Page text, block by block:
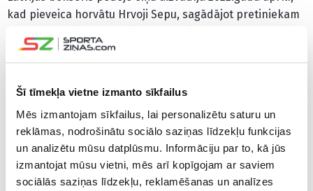
Šī tīmekļa vietne izmanto sīkfailus
Mēs izmantojam sīkfailus, lai personalizētu saturu un
reklāmas, nodrošinātu sociālo saziņas līdzekļu funkcijas
un analizētu mūsu datplūsmu. Informāciju par to, kā jūs
izmantojat mūsu vietni, mēs arī kopīgojam ar saviem
sociālās saziņas līdzekļu, reklamēšanas un analīzes
kad pieveica horvātu Hrvoji Sepu, sagādājot pretiniekam
Gvozdiks profesionālajā boksā ir aizvadījis 19 cīņas,
izcīnot 18 uzvaras, no kurām 14 – ar nokautu. Pēc triju
gadu pārtraukuma viņš ringā atgriezās februārī, ASV
pieveicot meksikāni Hosuē Obando.
CITAS ZIŅAS NO ŠĪS KATEGORIJAS